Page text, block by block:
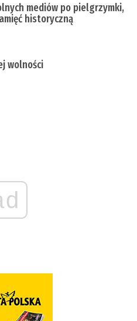
mediów po pielgrzymki,
historyczną
wolności